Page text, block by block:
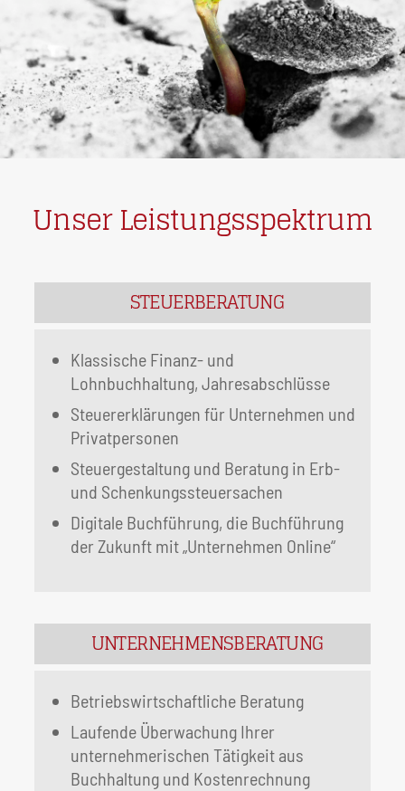
Unser Leistungsspektrum
STEUERBERATUNG
Klassische Finanz- und
Lohnbuchhaltung, Jahresabschlüsse
Steuererklärungen für Unternehmen und
Privatpersonen
Steuergestaltung und Beratung in Erb-
und Schenkungssteuersachen
Digitale Buchführung, die Buchführung
der Zukunft mit „Unternehmen Online“
UNTERNEHMENSBERATUNG
Betriebswirtschaftliche Beratung
Laufende Überwachung Ihrer
unternehmerischen Tätigkeit aus
Buchhaltung und Kostenrechnung